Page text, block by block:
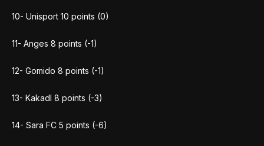
10- Unisport 10 points (0)
11- Anges 8 points (-1)
12- Gomido 8 points (-1)
13- Kakadl 8 points (-3)
14- Sara FC 5 points (-6)